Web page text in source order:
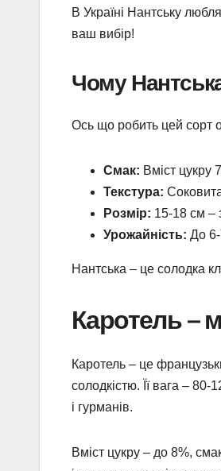
В Україні Нантську
ваш вибір!
Чому
Ось що робить цей сорт
Смак: Вміст цукру
Текстура:
Розмір: 15-18 см –
Урожайність: До
Нантська – це солодка
Каротель –
Каротель – це
солодкістю. Її вага –
і гурманів.
Вміст цукру – до 8%,